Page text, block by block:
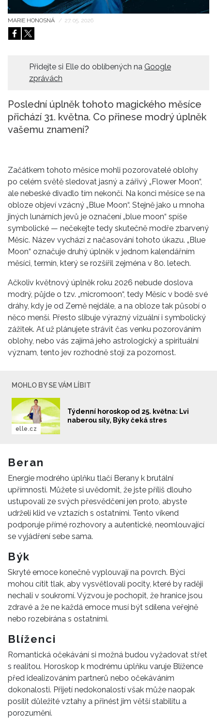
HOME
MARIE HONOSNÁ / 27. 05. 2026
Přidejte si Elle do oblíbených na Google
zprávách
Poslední úplněk tohoto magického měsíce
přichází 31. května. Co přinese modrý úplněk
vašemu znamení?
Začátkem tohoto měsíce mohli pozorovatelé oblohy
po celém světě sledovat jasný a zářivý „Flower Moon“,
ale nebeské divadlo tím nekončí. Na konci měsíce se na
obloze objeví vzácný „Blue Moon“. Stejně jako u mnoha
jiných lunárních jevů je označení „blue moon“ spíše
symbolické — nečekejte tedy skutečně modře zbarvený
Měsíc. Název vychází z načasování tohoto úkazu. „Blue
Moon“ označuje druhý úplněk v jednom kalendářním
měsíci, termín, který se rozšířil zejména v 80. letech.
Ačkoliv květnový úplněk roku 2026 nebude doslova
modrý, půjde o tzv. „micromoon“, tedy Měsíc v bodě své
dráhy, kdy je od Země nejdále, a na obloze tak působí o
něco menší. Přesto slibuje výrazný vizuální i symbolický
zážitek. Ať už plánujete strávit čas venku pozorováním
oblohy, nebo vás zajímá jeho astrologický a spirituální
význam, tento jev rozhodně stojí za pozornost.
MOHLO BY SE VÁM LÍBIT
Týdenní horoskop od 25. května: Lvi
naberou síly, Býky čeká stres
elle.cz
Beran
Energie modrého úplňku tlačí Berany k brutální
upřímnosti. Můžete si uvědomit, že jste příliš dlouho
ustupovali ze svých přesvědčení jen proto, abyste
udrželi klid ve vztazích s ostatními. Tento víkend
podporuje přímé rozhovory a autentické, neomlouvající
se vyjádření sebe sama.
Býk
Skryté emoce konečně vyplouvají na povrch. Býci
mohou cítit tlak, aby vysvětlovali pocity, které by raději
nechali v soukromí. Výzvou je pochopit, že hranice jsou
zdravé a že ne každá emoce musí být sdílena veřejně
nebo rozebírána s ostatními.
Blíženci
Romantická očekávání si možná budou vyžadovat střet
s realitou. Horoskop k modrému úplňku varuje Blížence
před idealizováním partnerů nebo očekáváním
dokonalosti. Přijetí nedokonalostí však může naopak
posílit důležité vztahy a přinést jim větší stabilitu a
porozumění.